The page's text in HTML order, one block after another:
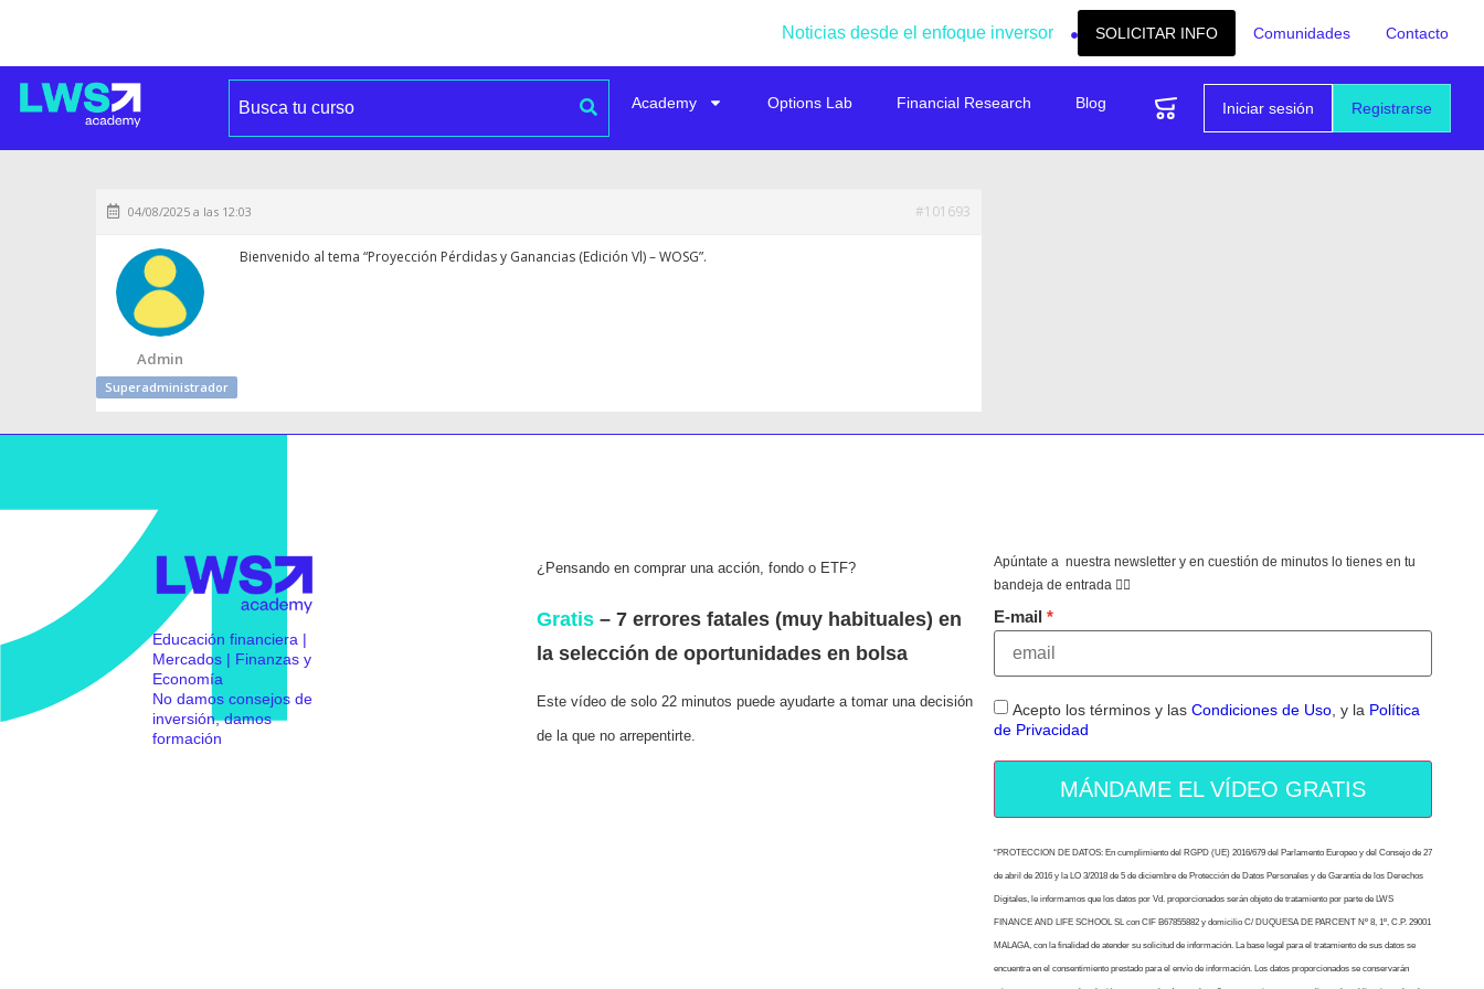
Noticias desde el enfoque inversor SOLICITAR INFO Comunidades Contacto
Registrarse
Iniciar sesión
Academy Options Lab Financial Research Blog
04/08/2025 a las 12:03 #101693
Admin
Superadministrador
Bienvenido al tema “Proyección Pérdidas y Ganancias (Edición Vl) – WOSG”.
Educación financiera |
Mercados | Finanzas y
Economía
No damos consejos de
inversión, damos
formación
¿Pensando en comprar una acción, fondo o ETF?
Gratis– 7 errores fatales (muy habituales) en
la selección de oportunidades en bolsa
Este vídeo de solo 22 minutos puede ayudarte a tomar una decisión
de la que no arrepentirte.
Apúntate a nuestra newsletter y en cuestión de minutos lo tienes en tu
bandeja de entrada 👇🏻
E-mail
Acepto los términos y las Condiciones de Uso, y la Política
de Privacidad
MÁNDAME EL VÍDEO GRATIS
“PROTECCION DE DATOS: En cumplimiento del RGPD (UE) 2016/679 del Parlamento Europeo y del Consejo de 27
de abril de 2016 y la LO 3/2018 de 5 de diciembre de Protección de Datos Personales y de Garantía de los Derechos
Digitales, le informamos que los datos por Vd. proporcionados serán objeto de tratamiento por parte de LWS
FINANCE AND LIFE SCHOOL SL con CIF B67855882 y domicilio C/ DUQUESA DE PARCENT Nº 8, 1º, C.P. 29001
MALAGA, con la finalidad de atender su solicitud de información. La base legal para el tratamiento de sus datos se
encuentra en el consentimiento prestado para el envío de información. Los datos proporcionados se conservarán